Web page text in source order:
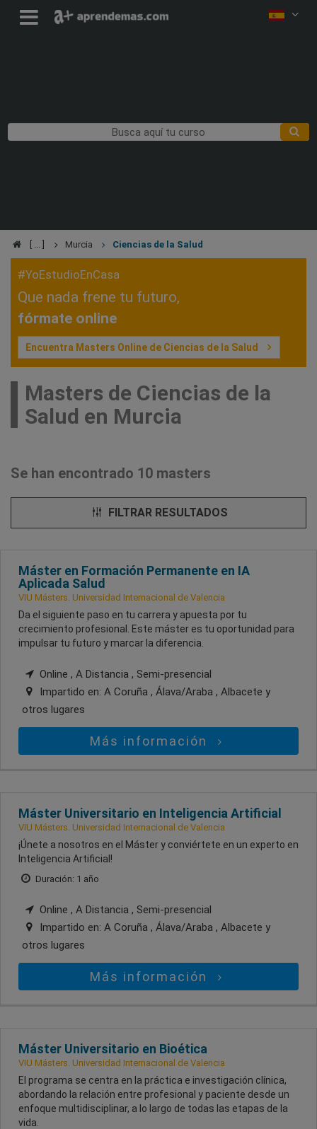
Murcia Ciencias de la Salud
#YoEstudioEnCasa
Que nada frene tu futuro,
fórmate online
Encuentra Masters Online de Ciencias de la Salud
Masters de Ciencias de la
Salud en Murcia
Se han encontrado 10 masters
FILTRAR RESULTADOS
Máster en Formación Permanente en IA
Aplicada Salud
VIU Másters. Universidad Internacional de Valencia
Da el siguiente paso en tu carrera y apuesta por tu
crecimiento profesional. Este máster es tu oportunidad para
impulsar tu futuro y marcar la diferencia.
Online , A Distancia , Semi-presencial
Impartido en: A Coruña , Álava/Araba , Albacete y
otros lugares
Más información
Máster Universitario en Inteligencia Artificial
VIU Másters. Universidad Internacional de Valencia
¡Únete a nosotros en el Máster y conviértete en un experto en
Inteligencia Artificial!
Duración: 1 año
Online , A Distancia , Semi-presencial
Impartido en: A Coruña , Álava/Araba , Albacete y
otros lugares
Más información
Máster Universitario en Bioética
VIU Másters. Universidad Internacional de Valencia
El programa se centra en la práctica e investigación clínica,
abordando la relación entre profesional y paciente desde un
enfoque multidisciplinar, a lo largo de todas las etapas de la
vida.